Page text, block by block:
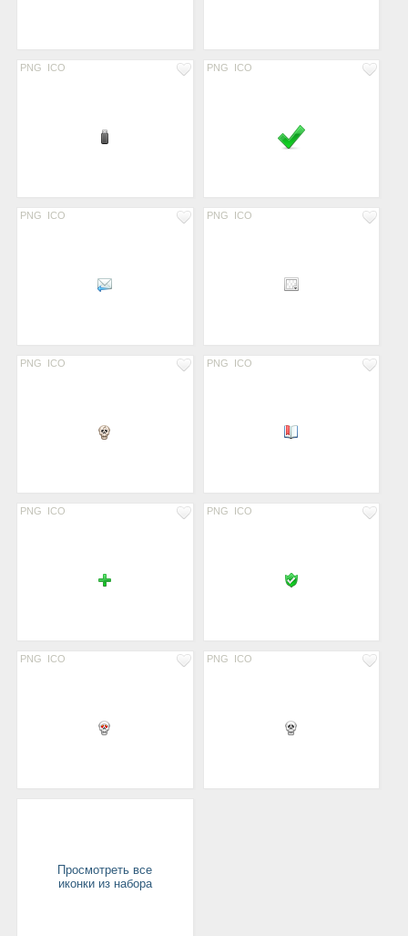
PNG ICO PNG ICO
PNG ICO PNG ICO
PNG ICO PNG ICO
PNG ICO PNG ICO
PNG ICO PNG ICO
Просмотреть все
иконки из набора